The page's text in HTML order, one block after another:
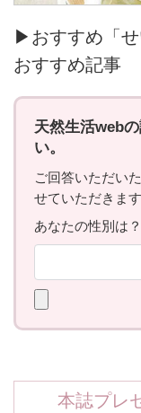
▶おすすめ「
おすすめ記事
本誌プレ